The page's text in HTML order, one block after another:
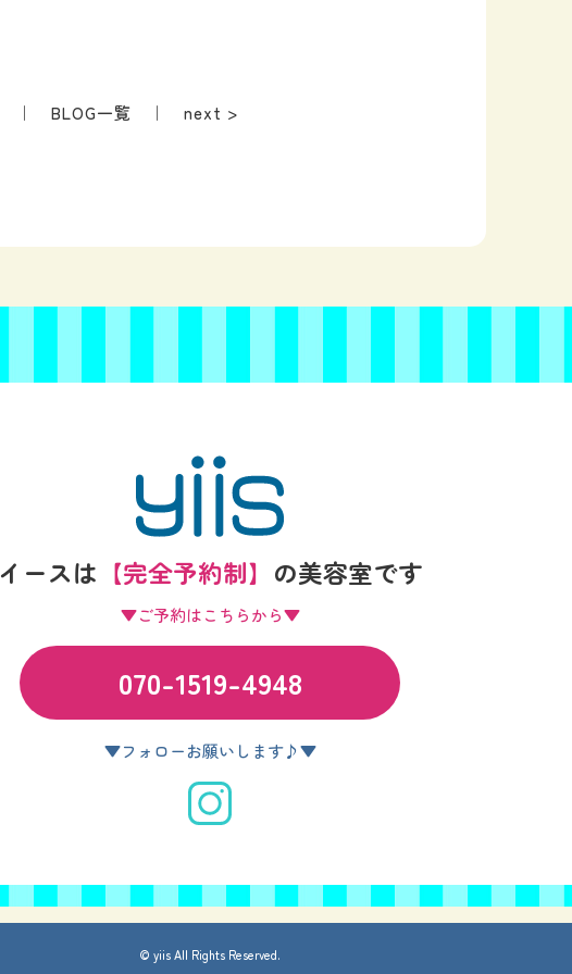
｜BLOG一覧 ｜next >
イースは 【完全予約制】 の美容室です
▼ご予約はこちらから▼
070-1519-4948
▼フォローお願いします♪▼
© yiis All Rights Reserved.